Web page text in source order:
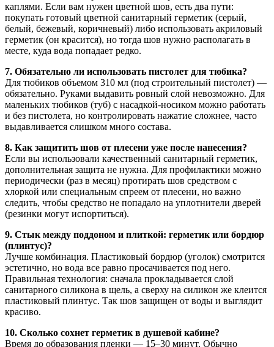
каплями. Если вам нужен цветной шов, есть два пути:
покупать готовый цветной санитарный герметик (серый,
белый, бежевый, коричневый) либо использовать акриловый
герметик (он красится), но тогда шов нужно располагать в
месте, куда вода попадает редко.
7. Обязательно ли использовать пистолет для тюбика?
Для тюбиков объемом 310 мл (под строительный пистолет) —
обязательно. Руками выдавить ровный слой невозможно. Для
маленьких тюбиков (туб) с насадкой-носиком можно работать
и без пистолета, но контролировать нажатие сложнее, часто
выдавливается слишком много состава.
8. Как защитить шов от плесени уже после нанесения?
Если вы использовали качественный санитарный герметик,
дополнительная защита не нужна. Для профилактики можно
периодически (раз в месяц) протирать шов средством с
хлоркой или специальным спреем от плесени, но важно
следить, чтобы средство не попадало на уплотнители дверей
(резинки могут испортиться).
9. Стык между поддоном и плиткой: герметик или бордюр
(плинтус)?
Лучше комбинация. Пластиковый бордюр (уголок) смотрится
эстетично, но вода все равно просачивается под него.
Правильная технология: сначала прокладывается слой
санитарного силикона в щель, а сверху на силикон же клеится
пластиковый плинтус. Так шов защищен от воды и выглядит
красиво.
10. Сколько сохнет герметик в душевой кабине?
Время до образования пленки — 15–30 минут. Обычно